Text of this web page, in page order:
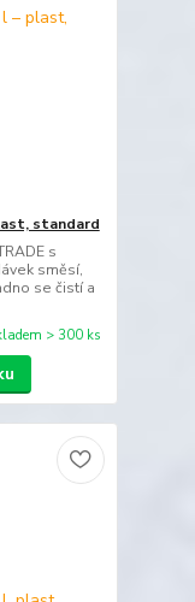
standard
s
směsí,
se čistí a
> 300 ks